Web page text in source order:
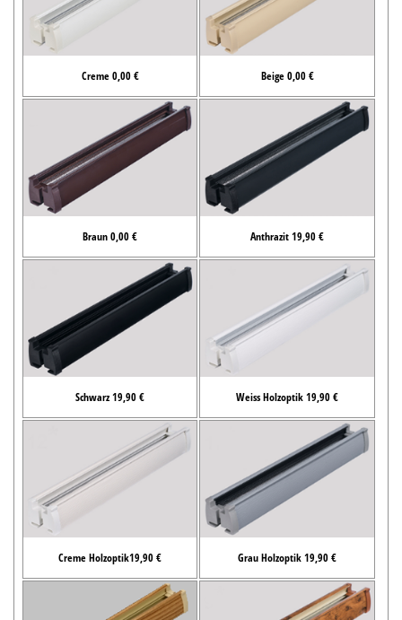
Creme 0,00 € Beige 0,00 €
Braun 0,00 € Anthrazit 19,90 €
Schwarz 19,90 € Weiss Holzoptik 19,90 €
Creme Holzoptik19,90 € Grau Holzoptik 19,90 €